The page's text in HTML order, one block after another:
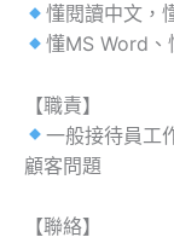
懂閱讀中文，
懂MS Word、
【職責】
一般接待員工
顧客問題
【聯絡】